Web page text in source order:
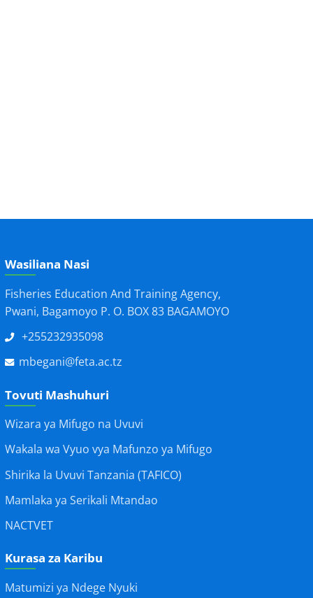
Wasiliana Nasi
Fisheries Education And Training Agency,
Pwani, Bagamoyo P. O. BOX 83 BAGAMOYO
+255232935098
mbegani@feta.ac.tz
Tovuti Mashuhuri
Wizara ya Mifugo na Uvuvi
Wakala wa Vyuo vya Mafunzo ya Mifugo
Shirika la Uvuvi Tanzania (TAFICO)
Mamlaka ya Serikali Mtandao
NACTVET
Kurasa za Karibu
Matumizi ya Ndege Nyuki